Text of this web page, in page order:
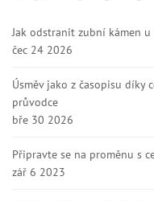
Jak odstranit zubní kámen
čec 24 2026
Úsměv jako z časopisu díky
průvodce
bře 30 2026
Připravte se na proměnu s
zář 6 2023